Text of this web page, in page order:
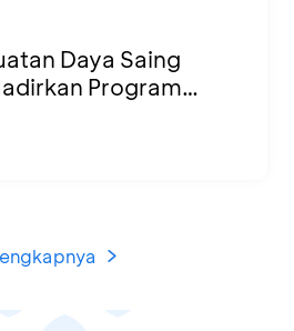
Daya Saing
Program
Priok